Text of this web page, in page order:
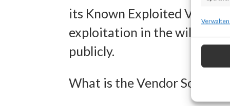
zur
its Known Exploited
exploitation in the wild.
publicly.
What is the Vendor Solution?